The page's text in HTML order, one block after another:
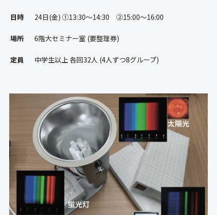
日時 24日(金) ①13:30〜14:30 ②15:00〜16:00
場所 6階大セミナー室 (要整理券)
定員 中学生以上 各回32人 (4人ずつ8グループ)